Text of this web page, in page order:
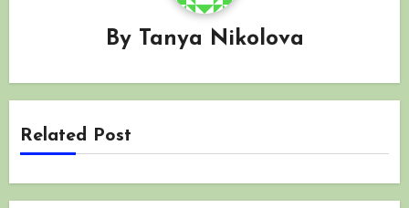
By Tanya Nikolova
Related Post